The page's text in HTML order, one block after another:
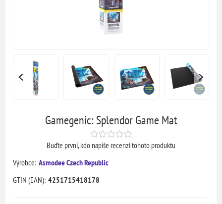
Gamegenic: Splendor Game Mat
Buďte první, kdo napíše recenzi tohoto produktu
Výrobce: Asmodee Czech Republic
GTIN (EAN): 4251715418178